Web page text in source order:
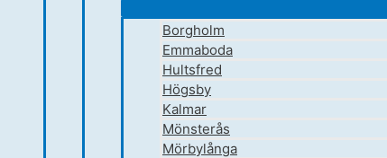
Borgholm
Emmaboda
Hultsfred
Högsby
Kalmar
Mönsterås
Mörbylånga